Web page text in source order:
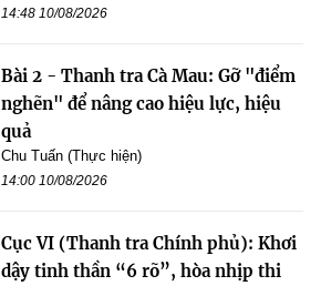
14:48 10/08/2026
Bài 2 - Thanh tra Cà Mau: Gỡ "điểm
nghẽn" để nâng cao hiệu lực, hiệu
quả
Chu Tuấn (Thực hiện)
14:00 10/08/2026
Cục VI (Thanh tra Chính phủ): Khơi
dậy tinh thần “6 rõ”, hòa nhịp thi